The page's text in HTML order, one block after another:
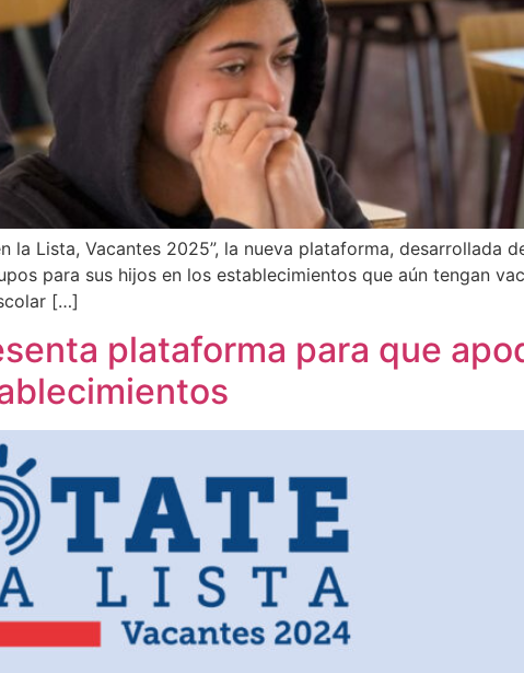
la Lista, Vacantes 2025”, la nueva plataforma, desarrollada
para sus hijos en los establecimientos que aún tengan
[…]
plataforma para que